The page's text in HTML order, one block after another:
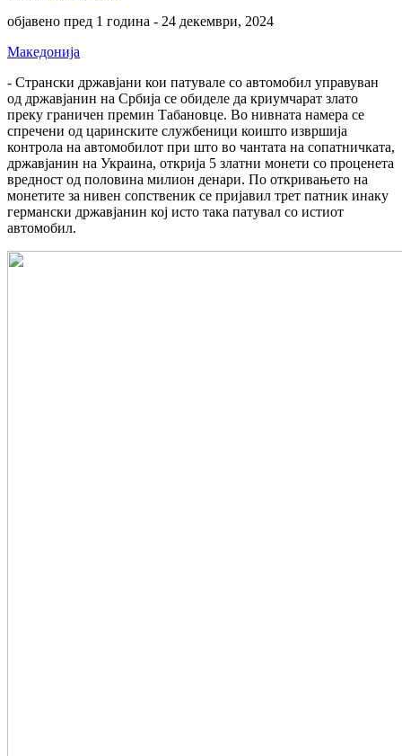
објавено пред 1 година - 24 декември, 2024
Македонија
- Странски државјани кои патувале со автомобил управуван
од државјанин на Србија се обиделе да криумчарат злато
преку граничен премин Табановце. Во нивната намера се
спречени од царинските службеници коишто извршија
контрола на автомобилот при што во чантата на сопатничката,
државјанин на Украина, открија 5 златни монети со проценета
вредност од половина милион денари. По откривањето на
монетите за нивен сопственик се пријавил трет патник инаку
германски државјанин кој исто така патувал со истиот
автомобил.